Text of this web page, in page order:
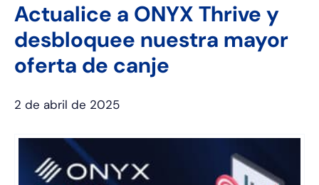
Actualice a ONYX Thrive y
desbloquee nuestra mayor
oferta de canje
2 de abril de 2025